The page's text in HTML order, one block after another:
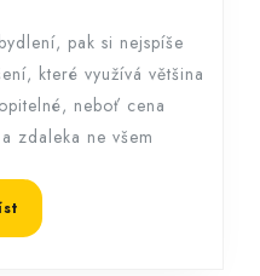
hypotéka
bez
registru
tak
oblíbená
pak si nejspíše
které využívá většina
neboť cena
zdaleka ne všem
Přečíst